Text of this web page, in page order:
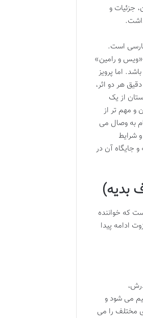
جزئیات و
است.
«ویس و رامین»
اما پرویز
هر دو اثر،
از یک
و مهم تر از
به وصال می
شرایط
جایگاه آن در
بدیه)
که خواننده
ادامه پیدا
می شود و
مختلف را می